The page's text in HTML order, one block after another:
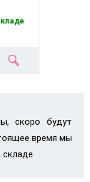
скоро будут
время мы
складе